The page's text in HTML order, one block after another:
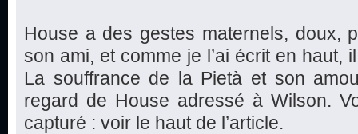
House a des gestes maternels, doux,
son ami, et comme je l’ai écrit en haut,
La souffrance de la Pietà et son
regard de House adressé à Wilson.
capturé : voir le haut de l’article.